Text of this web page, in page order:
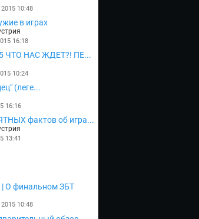
10:48
в играх
16:18
ЧТО НАС ЖДЕТ?! ПЕ...
10:24
(леге...
16:16
фактов об игра...
13:41
| О финальном ЗБТ
10:48